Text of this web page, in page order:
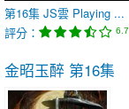
第16集 JS雲 Playing ...
評分：
6.7
金昭玉醉 第16集